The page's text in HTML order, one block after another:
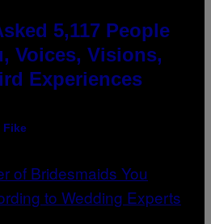
5,117 People
Voices, Visions,
Experiences
Fike